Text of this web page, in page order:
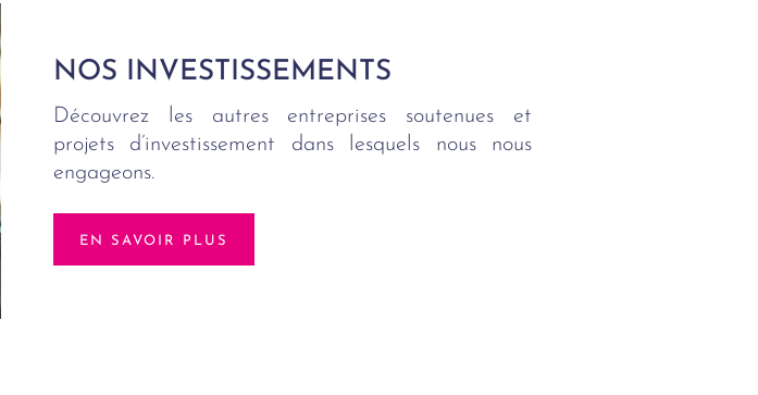
NOS INVESTISSEMENTS
Découvrez les autres entreprises soutenues et
projets d’investissement dans lesquels nous nous
engageons.
EN SAVOIR PLUS